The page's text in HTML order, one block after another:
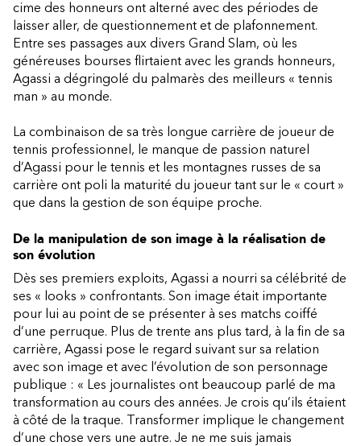
cime des honneurs ont alterné avec des périodes de
laisser aller, de questionnement et de plafonnement.
Entre ses passages aux divers Grand Slam, où les
généreuses bourses flirtaient avec les grands honneurs,
Agassi a dégringolé du palmarès des meilleurs « tennis
man » au monde.
La combinaison de sa très longue carrière de joueur de
tennis professionnel, le manque de passion naturel
d’Agassi pour le tennis et les montagnes russes de sa
carrière ont poli la maturité du joueur tant sur le « court »
que dans la gestion de son équipe proche.
De la manipulation de son image à la réalisation de
son évolution
Dès ses premiers exploits, Agassi a nourri sa célébrité de
ses « looks » confrontants. Son image était importante
pour lui au point de se présenter à ses matchs coiffé
d’une perruque. Plus de trente ans plus tard, à la fin de sa
carrière, Agassi pose le regard suivant sur sa relation
avec son image et avec l’évolution de son personnage
publique : « Les journalistes ont beaucoup parlé de ma
transformation au cours des années. Je crois qu’ils étaient
à côté de la traque. Transformer implique le changement
d’une chose vers une autre. Je ne me suis jamais